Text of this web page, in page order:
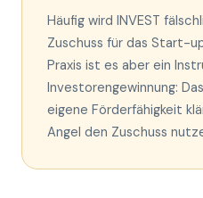
Häufig wird INVEST
Zuschuss für das Start-
Praxis ist es aber ein
Investorengewinnung:
eigene Förderfähigkeit
Angel den Zuschuss